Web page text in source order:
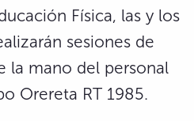
Física, las y los
sesiones de
la mano del personal
Orereta RT 1985.